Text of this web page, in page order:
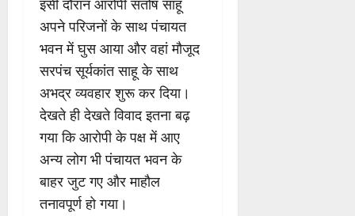
इसी दौरान आरोपी संतोष साहू
अपने परिजनों के साथ पंचायत
भवन में घुस आया और वहां मौजूद
सरपंच सूर्यकांत साहू के साथ
अभद्र व्यवहार शुरू कर दिया।
देखते ही देखते विवाद इतना बढ़
गया कि आरोपी के पक्ष में आए
अन्य लोग भी पंचायत भवन के
बाहर जुट गए और माहौल
तनावपूर्ण हो गया।